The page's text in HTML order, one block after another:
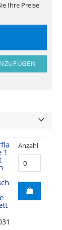
Ihre Preise
1
Anzahl